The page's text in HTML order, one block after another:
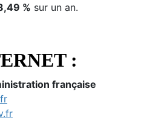
% sur un an.
:
française